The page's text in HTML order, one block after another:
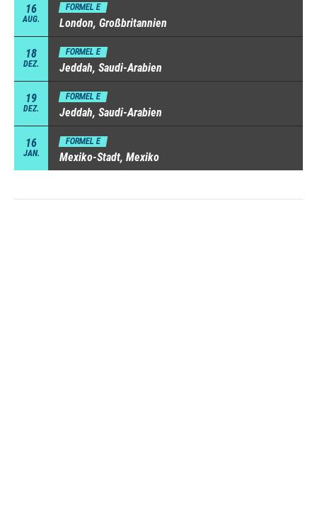
16
AUG.
FORMEL E
London, Großbritannien
18
DEZ.
FORMEL E
Jeddah, Saudi-Arabien
19
DEZ.
FORMEL E
Jeddah, Saudi-Arabien
16
JAN.
FORMEL E
Mexiko-Stadt, Mexiko